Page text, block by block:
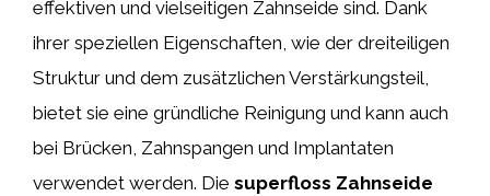
effektiven und vielseitigen Zahnseide sind. Dank
ihrer speziellen Eigenschaften, wie der dreiteiligen
Struktur und dem zusätzlichen Verstärkungsteil,
bietet sie eine gründliche Reinigung und kann auch
bei Brücken, Zahnspangen und Implantaten
verwendet werden. Die superfloss Zahnseide